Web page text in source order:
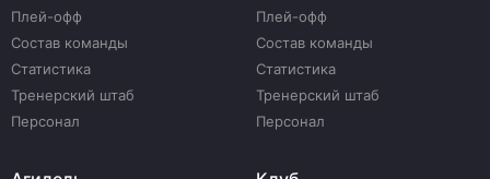
Плей-офф
Состав команды
Статистика
Тренерский штаб
Персонал
Плей-офф
Состав команды
Статистика
Тренерский штаб
Персонал